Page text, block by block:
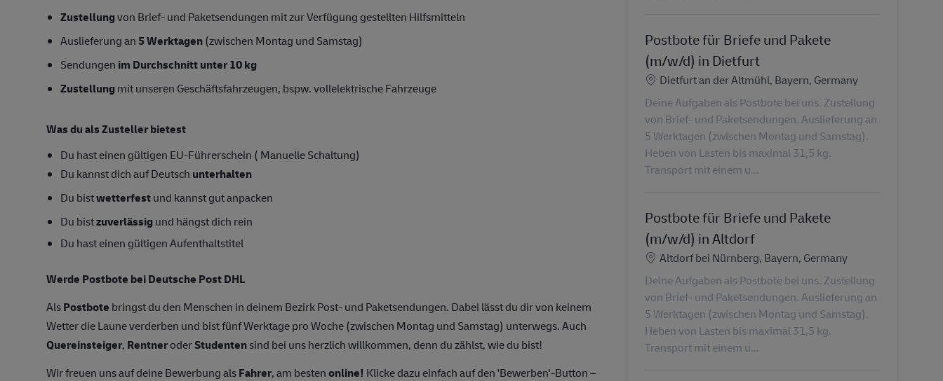
Zustellungvon Brief- und Paketsendungen mit zur Verfügung gestellten Hilfsmitteln
Auslieferung an5 Werktagen(zwischen Montag und Samstag)
Sendungen im Durchschnitt unter 10 kg
Zustellung mit unseren Geschäftsfahrzeugen, bspw. vollelektrische Fahrzeuge
Was du als Zusteller bietest
Du hast einen gültigen EU-Führerschein ( Manuelle Schaltung)
Du kannst dich auf Deutsch unterhalten
Du bistwetterfestund kannst gut anpacken
Du bistzuverlässig und hängst dich rein
Du hast einen gültigen Aufenthaltstitel
Werde Postbote bei Deutsche Post DHL
AlsPostbote bringst du den Menschen in deinem Bezirk Post- und Paketsendungen. Dabei lässt du dir von keinem
Wetter die Laune verderben und bist fünf Werktage pro Woche (zwischen Montag und Samstag) unterwegs. Auch
Quereinsteiger, RentneroderStudentensind bei uns herzlich willkommen, denn du zählst, wie du bist!
Wir freuen uns auf deine Bewerbung alsFahrer, am bestenonline! Klicke dazu einfach auf den 'Bewerben'-Button –
Postbote für Briefe und Pakete
(m/w/d) in Dietfurt
Ubicación
Dietfurt an der Altmühl, Bayern, Germany
Deine Aufgaben als Postbote bei uns. Zustellung
von Brief- und Paketsendungen. Auslieferung an
5 Werktagen (zwischen Montag und Samstag).
Heben von Lasten bis maximal 31,5 kg.
Transport mit einem u...
Postbote für Briefe und Pakete
(m/w/d) in Altdorf
Ubicación
Altdorf bei Nürnberg, Bayern, Germany
Deine Aufgaben als Postbote bei uns. Zustellung
von Brief- und Paketsendungen. Auslieferung an
5 Werktagen (zwischen Montag und Samstag).
Heben von Lasten bis maximal 31,5 kg.
Transport mit einem u...